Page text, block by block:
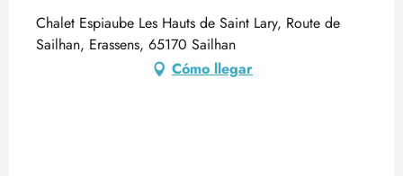
Chalet Espiaube Les Hauts de Saint Lary, Route de
Sailhan, Erassens, 65170 Sailhan
Cómo llegar